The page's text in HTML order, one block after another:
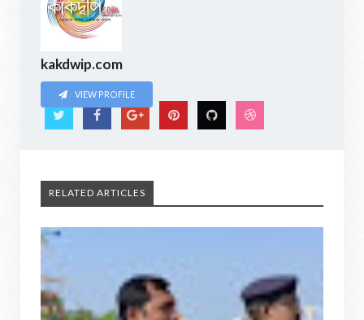
kakdwip.com
VIEW PROFILE
RELATED ARTICLES